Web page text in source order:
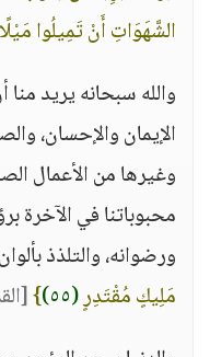
الشَّهَوَاتِ أَنْ تَمِيلُوا
والله سبحانه يريد
الإيمان والإحسان،
وغيرها من الأعمال
محبوباتنا في الآخرة
ورضوانه، والتلذذ
مَلِيكٍ مُقْتَدِرٍ(٥٥) }